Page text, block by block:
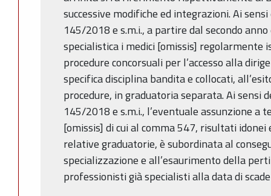
successive modifiche ed integrazioni. Ai
145/2018 e s.m.i., a partire dal secondo
specialistica i medici [omissis] regolarmente
procedure concorsuali per l’accesso alla
specifica disciplina bandita e collocati,
procedure, in graduatoria separata. Ai sensi
145/2018 e s.m.i., l’eventuale assunzione a
[omissis] di cui al comma 547, risultati
relative graduatorie, è subordinata al
specializzazione e all’esaurimento della
professionisti già specialisti alla data di